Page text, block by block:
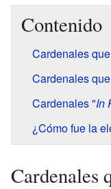
Contenido
Cardenales
Cardenales
Cardenales "In
¿Cómo fue la
Cardenales